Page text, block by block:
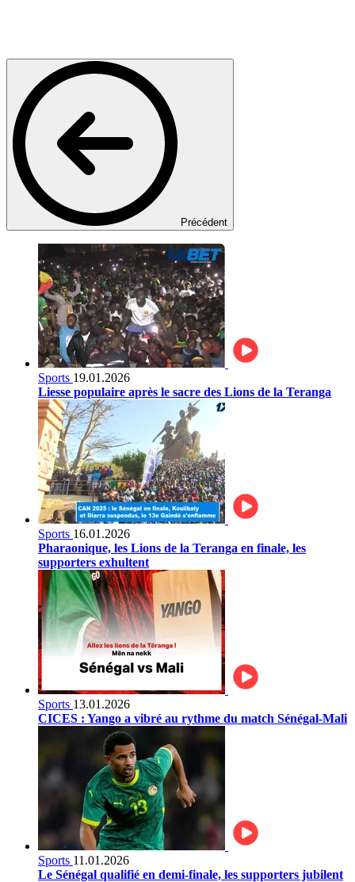
Précédent
Sports 19.01.2026
Liesse populaire après le sacre des Lions de la Teranga
Sports 16.01.2026
Pharaonique, les Lions de la Teranga en finale, les
supporters exhultent
Sports 13.01.2026
CICES : Yango a vibré au rythme du match Sénégal-Mali
Sports 11.01.2026
Le Sénégal qualifié en demi-finale, les supporters jubilent